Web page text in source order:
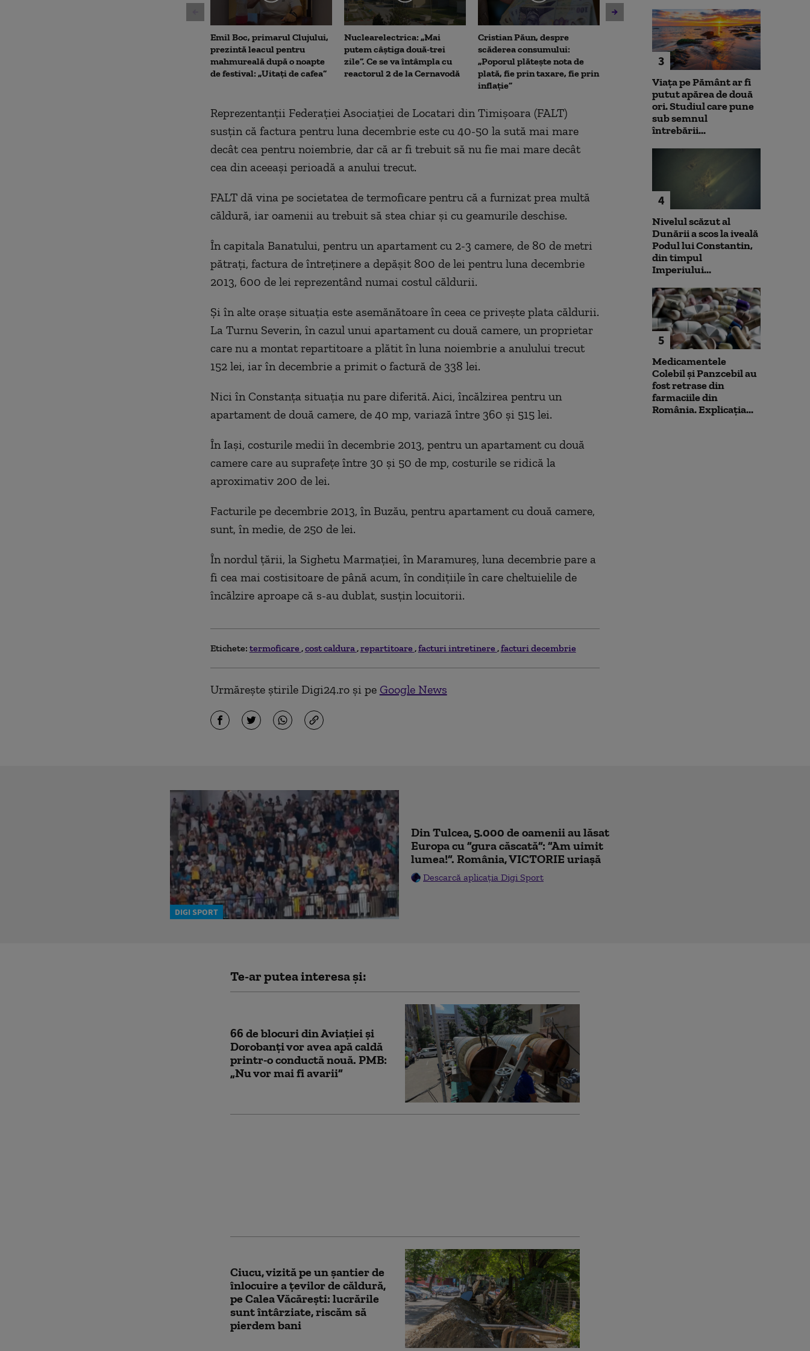
Emil Boc, primarul Clujului,
prezintă leacul pentru
mahmureală după o noapte
de festival: „Uitați de cafea”
Nuclearelectrica: „Mai
putem câștiga două-trei
zile”. Ce se va întâmpla cu
reactorul 2 de la Cernavodă
Cristian Păun, despre
scăderea consumului:
„Poporul plătește nota de
plată, fie prin taxare, fie prin
inflație”
Antrenament cu miză:
pușcașii marini români au
testat vehiculele de asalt
amfibiu AAV-7 alături de
militarii SUA
10 luni de la
Rahova:
așteaptă să
Primarul
„Am
Reprezentanţii Federaţiei Asociaţiei de Locatari din Timişoara (FALT)
susţin că factura pentru luna decembrie este cu 40-50 la sută mai mare
decât cea pentru noiembrie, dar că ar fi trebuit să nu fie mai mare decât
cea din aceeaşi perioadă a anului trecut.
FALT dă vina pe societatea de termoficare pentru că a furnizat prea multă
căldură, iar oamenii au trebuit să stea chiar și cu geamurile deschise.
În capitala Banatului, pentru un apartament cu 2-3 camere, de 80 de metri
pătrați, factura de întreținere a depășit 800 de lei pentru luna decembrie
2013, 600 de lei reprezentând numai costul căldurii.
Și în alte orașe situația este asemănătoare în ceea ce privește plata căldurii.
La Turnu Severin, în cazul unui apartament cu două camere, un proprietar
care nu a montat repartitoare a plătit în luna noiembrie a anulului trecut
152 lei, iar în decembrie a primit o factură de 338 lei.
Nici în Constanța situația nu pare diferită. Aici, încălzirea pentru un
apartament de două camere, de 40 mp, variază între 360 și 515 lei.
În Iași, costurile medii în decembrie 2013, pentru un apartament cu două
camere care au suprafeţe între 30 şi 50 de mp, costurile se ridică la
aproximativ 200 de lei.
Facturile pe decembrie 2013, în Buzău, pentru apartament cu două camere,
sunt, în medie, de 250 de lei.
În nordul țării, la Sighetu Marmației, în Maramureș, luna decembrie pare a
fi cea mai costisitoare de până acum, în condiţiile în care cheltuielile de
încălzire aproape că s-au dublat, susțin locuitorii.
Etichete: termoficare cost caldura repartitoare facturi intretinere facturi decembrie
Urmărește știrile Digi24.ro și pe Google News
3
Viața pe Pământ ar fi
putut apărea de două
ori. Studiul care pune
sub semnul
întrebării...
4
Nivelul scăzut al
Dunării a scos la iveală
Podul lui Constantin,
din timpul
Imperiului...
5
Medicamentele
Colebil și Panzcebil au
fost retrase din
farmaciile din
România. Explicația...
DIGI SPORT
Din Tulcea, 5.000 de oamenii au lăsat
Europa cu ”gura căscată”: ”Am uimit
lumea!”. România, VICTORIE uriașă
Descarcă aplicația Digi Sport
Te-ar putea interesa și:
66 de blocuri din Aviației și
Dorobanți vor avea apă caldă
printr-o conductă nouă. PMB:
„Nu vor mai fi avarii”
Ciucu, vizită pe un șantier de
înlocuire a țevilor de căldură,
pe Calea Văcărești: lucrările
sunt întârziate, riscăm să
pierdem bani